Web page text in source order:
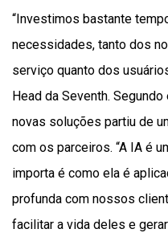
“Investimos bastante
necessidades, tanto dos
serviço quanto dos
Head da Seventh.
novas soluções partiu de
com os parceiros. “A IA é
importa é como ela é
profunda com nossos
facilitar a vida deles e